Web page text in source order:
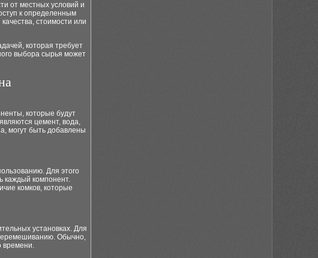
от местных условий и
к определенным
стоимости или
которая требует
выбора сырья может
которые будут
цемент, вода,
могут быть добавлены
Для этого
каждый компонент.
комков, которые
установках. Для
Обычно,
времени.